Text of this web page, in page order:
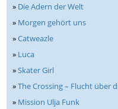
» Die Adern der Welt
» Morgen gehört uns
»Catweazle
» Luca
»Skater Girl
»The Crossing – Flucht über
» Mission Ulja Funk